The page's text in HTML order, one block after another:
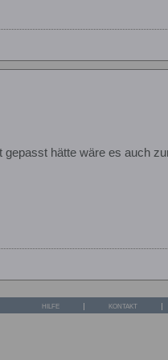
hätte wäre es auch
HILFE KONTAKT